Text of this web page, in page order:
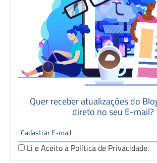
Quer receber atualizações do
direto no seu E-mail?
Li e Aceito a Política de Privacidade.